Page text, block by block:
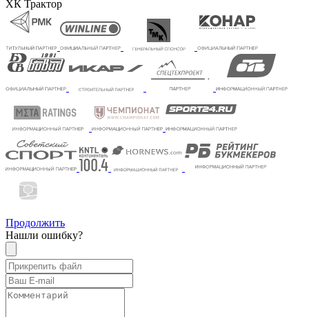
ХК Трактор
Продолжить
Нашли ошибку?